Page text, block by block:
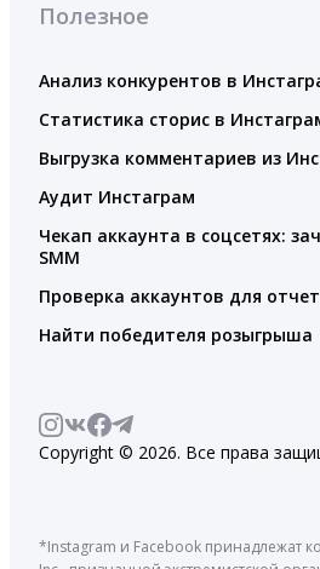
Полезное
Анализ конкурентов в
Статистика сторис в
Выгрузка комментариев из
Аудит Инстаграм
Чекап аккаунта в соцсетях:
SMM
Проверка аккаунтов для
Найти победителя розыгрыша
Copyright © 2026. Все права
*Instagram и Facebook принадлежат